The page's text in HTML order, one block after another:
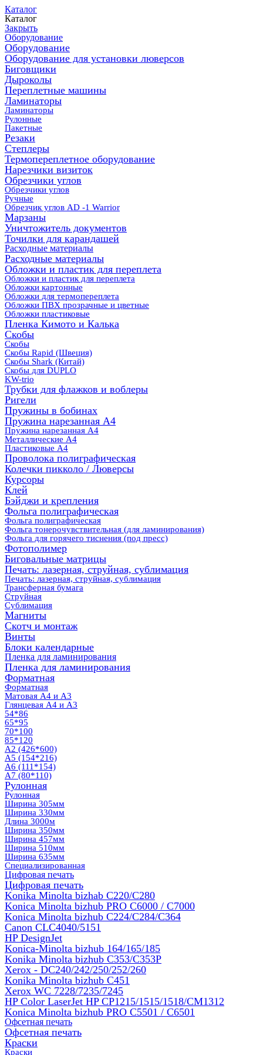
Каталог
Каталог
Закрыть
Оборудование
Оборудование
Оборудование для установки люверсов
Биговщики
Дыроколы
Переплетные машины
Ламинаторы
Ламинаторы
Рулонные
Пакетные
Резаки
Степлеры
Термопереплетное оборудование
Нарезчики визиток
Обрезчики углов
Обрезчики углов
Ручные
Обрезчик углов AD -1 Warrior
Марзаны
Уничтожитель документов
Точилки для карандашей
Расходные материалы
Расходные материалы
Обложки и пластик для переплета
Обложки и пластик для переплета
Обложки картонные
Обложки для термопереплета
Обложки ПВХ прозрачные и цветные
Обложки пластиковые
Пленка Кимото и Калька
Скобы
Скобы
Скобы Rapid (Швеция)
Скобы Shark (Китай)
Скобы для DUPLO
KW-trio
Трубки для флажков и воблеры
Ригели
Пружины в бобинах
Пружина нарезанная А4
Пружина нарезанная А4
Металлические А4
Пластиковые А4
Проволока полиграфическая
Колечки пикколо / Люверсы
Курсоры
Клей
Бэйджи и крепления
Фольга полиграфическая
Фольга полиграфическая
Фольга тонерочувствительная (для ламинирования)
Фольга для горячего тиснения (под пресс)
Фотополимер
Биговальные матрицы
Печать: лазерная, струйная, сублимация
Печать: лазерная, струйная, сублимация
Трансферная бумага
Струйная
Сублимация
Магниты
Скотч и монтаж
Винты
Блоки календарные
Пленка для ламинирования
Пленка для ламинирования
Форматная
Форматная
Матовая А4 и А3
Глянцевая А4 и А3
54*86
65*95
70*100
85*120
А2 (426*600)
А5 (154*216)
А6 (111*154)
А7 (80*110)
Рулонная
Рулонная
Ширина 305мм
Ширина 330мм
Длина 3000м
Ширина 350мм
Ширина 457мм
Ширина 510мм
Ширина 635мм
Специализированная
Цифровая печать
Цифровая печать
Konika Minolta bizhab C220/C280
Konica Minolta bizhub PRO C6000 / C7000
Konica Minolta bizhub С224/С284/С364
Canon CLC4040/5151
HP DesignJet
Konica-Minolta bizhub 164/165/185
Konika Minolta bizhub C353/C353Р
Xerox - DC240/242/250/252/260
Konika Minolta bizhub C451
Xerox WC 7228/7235/7245
HP Color LaserJet HP CP1215/1515/1518/CM1312
Konica Minolta bizhub PRO С5501 / С6501
Офсетная печать
Офсетная печать
Краски
Краски